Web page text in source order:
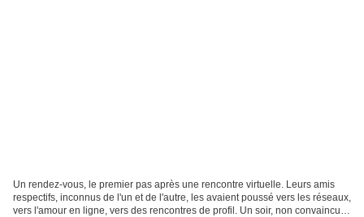
Un rendez-vous, le premier pas après une rencontre virtuelle. Leurs amis
respectifs, inconnus de l'un et de l'autre, les avaient poussé vers les réseaux,
vers l'amour en ligne, vers des rencontres de profil. Un soir, non convaincus,